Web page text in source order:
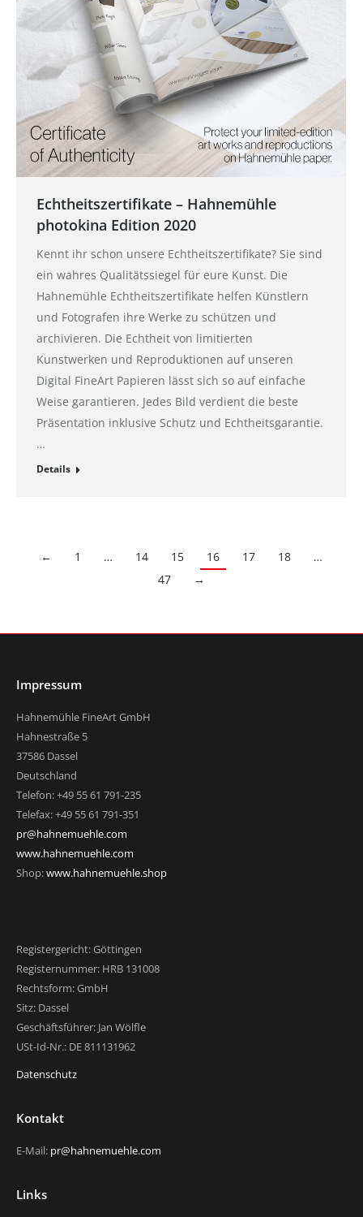
Echtheitszertifikate – Hahnemühle
photokina Edition 2020
Kennt ihr schon unsere Echtheitszertifikate? Sie sind
ein wahres Qualitätssiegel für eure Kunst. Die
Hahnemühle Echtheitszertifikate helfen Künstlern
und Fotografen ihre Werke zu schützen und
archivieren. Die Echtheit von limitierten
Kunstwerken und Reproduktionen auf unseren
Digital FineArt Papieren lässt sich so auf einfache
Weise garantieren. Jedes Bild verdient die beste
Präsentation inklusive Schutz und Echtheitsgarantie.
…
Details
← 1 … 14 15 16 17 18
…
47
→
Impressum
Hahnemühle FineArt GmbH
Hahnestraße 5
37586 Dassel
Deutschland
Telefon: +49 55 61 791-235
Telefax: +49 55 61 791-351
pr@hahnemuehle.com
www.hahnemuehle.com
Shop:www.hahnemuehle.shop
Registergericht: Göttingen
Registernummer: HRB 131008
Rechtsform: GmbH
Sitz: Dassel
Geschäftsführer: Jan Wölfle
USt-Id-Nr.: DE 811131962
Datenschutz
Kontakt
E-Mail: pr@hahnemuehle.com
Links